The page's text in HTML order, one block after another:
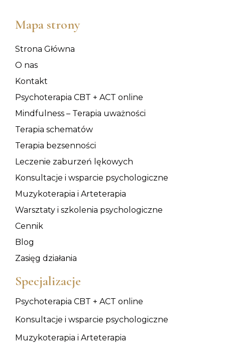
Mapa strony
Strona Główna
O nas
Kontakt
Psychoterapia CBT + ACT online
Mindfulness – Terapia uważności
Terapia schematów
Terapia bezsenności
Leczenie zaburzeń lękowych
Konsultacje i wsparcie psychologiczne
Muzykoterapia i Arteterapia
Warsztaty i szkolenia psychologiczne
Cennik
Blog
Zasięg działania
Specjalizacje
Psychoterapia CBT + ACT online
Konsultacje i wsparcie psychologiczne
Muzykoterapia i Arteterapia